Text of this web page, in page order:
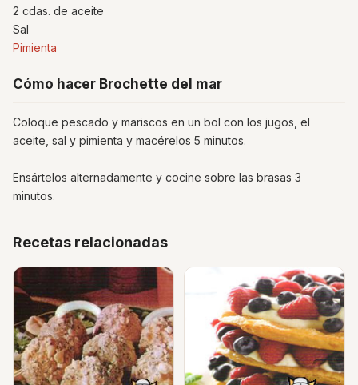
2 cdas. de aceite
Sal
Pimienta
Cómo hacer Brochette del mar
Coloque pescado y mariscos en un bol con los jugos, el
aceite, sal y pimienta y macérelos 5 minutos.
Ensártelos alternadamente y cocine sobre las brasas 3
minutos.
Recetas relacionadas